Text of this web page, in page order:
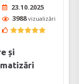
23.10.2025
3988vizualizări
și